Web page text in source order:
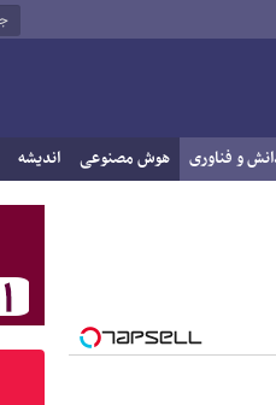
و فناوری هوش مصنوعی اندیشه